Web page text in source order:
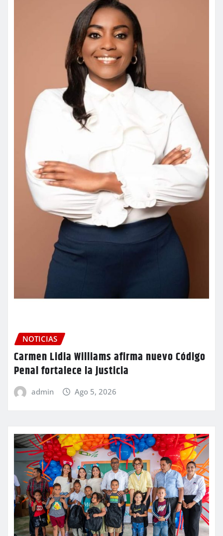
NOTICIAS
Carmen Lidia Williams afirma nuevo Código
Penal fortalece la justicia
admin Ago 5, 2026